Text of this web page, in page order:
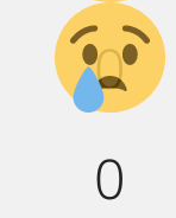
0
Грусть :(
0